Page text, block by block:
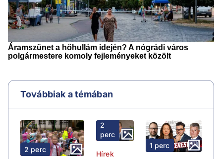
Továbbiak a témában
2 perc
2
perc
Hírek
1 perc